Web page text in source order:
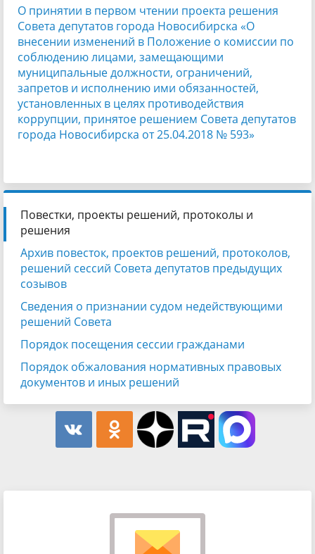
О принятии в первом чтении проекта решения
Совета депутатов города Новосибирска «О
внесении изменений в Положение о комиссии по
соблюдению лицами, замещающими
муниципальные должности, ограничений,
запретов и исполнению ими обязанностей,
установленных в целях противодействия
коррупции, принятое решением Совета депутатов
города Новосибирска от 25.04.2018 № 593»
Повестки, проекты решений, протоколы и
решения
Архив повесток, проектов решений, протоколов,
решений сессий Совета депутатов предыдущих
созывов
Сведения о признании судом недействующими
решений Совета
Порядок посещения сессии гражданами
Порядок обжалования нормативных правовых
документов и иных решений